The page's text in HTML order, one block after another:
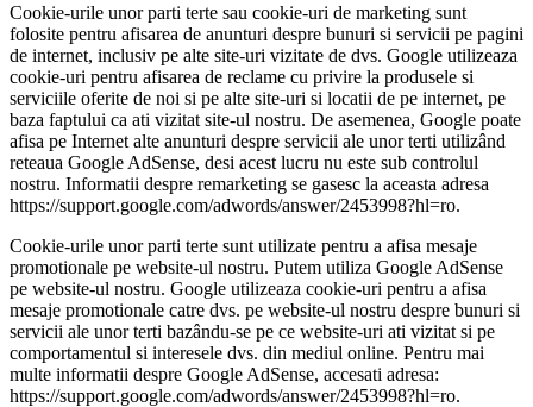
Cookie-urile unor parti terte sau cookie-uri de marketing sunt
folosite pentru afisarea de anunturi despre bunuri si servicii pe pagini
de internet, inclusiv pe alte site-uri vizitate de dvs. Google utilizeaza
cookie-uri pentru afisarea de reclame cu privire la produsele si
serviciile oferite de noi si pe alte site-uri si locatii de pe internet, pe
baza faptului ca ati vizitat site-ul nostru. De asemenea, Google poate
afisa pe Internet alte anunturi despre servicii ale unor terti utilizând
reteaua Google AdSense, desi acest lucru nu este sub controlul
nostru. Informatii despre remarketing se gasesc la aceasta adresa
https://support.google.com/adwords/answer/2453998?hl=ro.
Cookie-urile unor parti terte sunt utilizate pentru a afisa mesaje
promotionale pe website-ul nostru. Putem utiliza Google AdSense
pe website-ul nostru. Google utilizeaza cookie-uri pentru a afisa
mesaje promotionale catre dvs. pe website-ul nostru despre bunuri si
servicii ale unor terti bazându-se pe ce website-uri ati vizitat si pe
comportamentul si interesele dvs. din mediul online. Pentru mai
multe informatii despre Google AdSense, accesati adresa:
https://support.google.com/adwords/answer/2453998?hl=ro.